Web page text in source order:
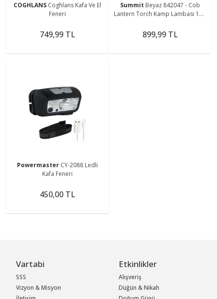
COGHLANS Coghlans Kafa Ve El
Feneri
749,99 TL
Summit Beyaz 842047 - Cob
Lantern Torch Kamp Lambası 150
899,99 TL
Powermaster CY-2088 Ledli
Kafa Feneri
450,00 TL
Vartabi
SSS
Vizyon & Misyon
Etkinlikler
Alışveriş
Düğün & Nikah